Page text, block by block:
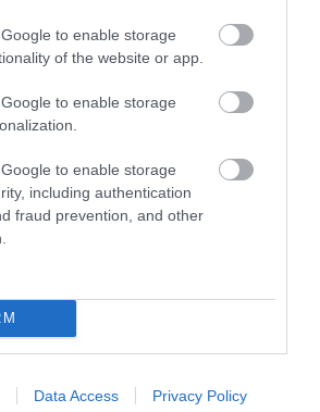
to enable storage
of the website or app.
to enable storage
to enable storage
including authentication
fraud prevention, and other
Data Access Privacy Policy
MAGYAR PÉTERÉK A MARGITSZIGETEN
TALÁLKOZNAK A TISZA AKTIV...
2026. augusztus 10 Mindenki ügye
FORRADALMI ÚJÍTÁSOK A JÖVŐ
ELEKTROMOS KERÉKPÁRJAIBAN
SÚLYOS BALESETET EGY FÉRF...